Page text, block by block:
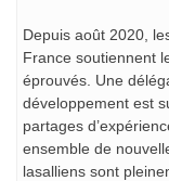
Depuis août 2020,
France soutiennent
éprouvés. Une
développement est
partages
ensemble de
lasalliens sont